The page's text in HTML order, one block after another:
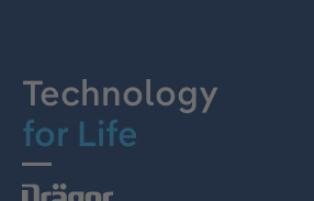
Technology
for Life